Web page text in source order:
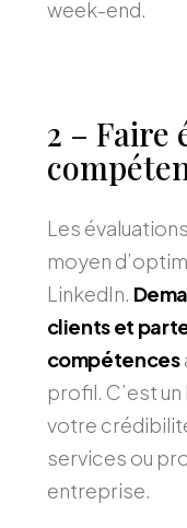
week-end.
2 – Faire
Les
moyen
LinkedIn.
clients et
compétences
profil. C’est
votre
services ou
entreprise.